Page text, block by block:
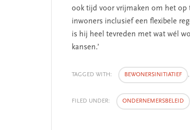
ook tijd voor vrijmaken om het op
inwoners inclusief een flexibele
is hij heel tevreden met wat wél
kansen.’
TAGGED WITH: BEWONERSINITIATIEF ,
FILED UNDER: ONDERNEMERSBELEID